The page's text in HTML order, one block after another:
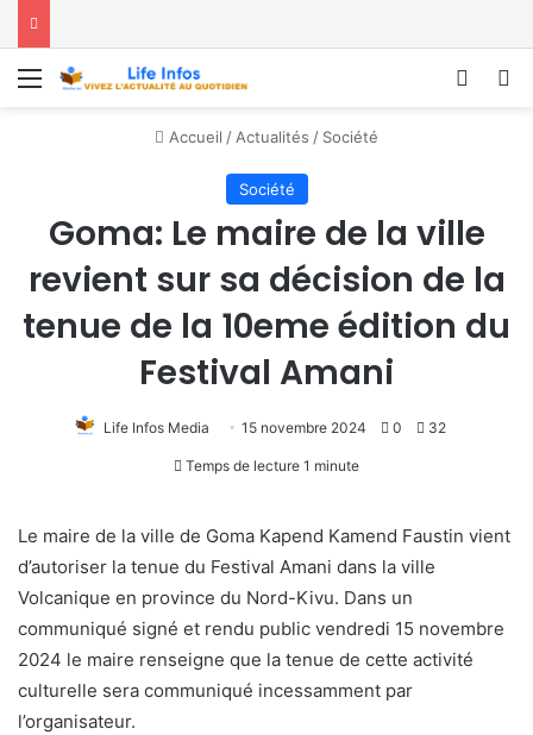
Menu
Accueil / Actualités / Société
Société
Goma: Le maire de la ville
revient sur sa décision de la
tenue de la 10eme édition du
Festival Amani
Life Infos Media 15 novembre 2024 0 32
Temps de lecture 1 minute
Le maire de la ville de Goma Kapend Kamend Faustin vient
d’autoriser la tenue du Festival Amani dans la ville
Volcanique en province du Nord-Kivu. Dans un
communiqué signé et rendu public vendredi 15 novembre
2024 le maire renseigne que la tenue de cette activité
culturelle sera communiqué incessamment par
l’organisateur.